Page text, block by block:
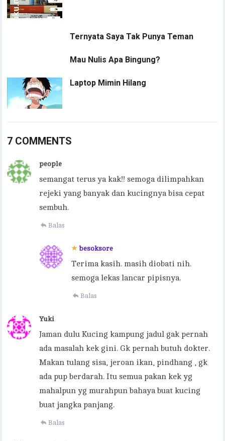
Ternyata Saya Tak Punya Teman
Mau Nulis Apa Bingung?
Laptop Mimin Hilang
7 COMMENTS
people
semangat terus ya kak!! semoga dilimpahkan
rejeki yang banyak dan kucingnya bisa cepat
sembuh.
Balas
besoksore
Terima kasih. masih diobati nih.
semoga lekas lancar pipisnya.
Balas
Yuki
Jaman dulu Kucing kampung jadul gak pernah
ada masalah kek gini. Gk pernah butuh dokter.
Makan tulang sisa, jeroan ikan, pindhang , gk
ada pup berdarah. Itu semua pakan kek yg
mahalpun yg murahpun bahaya buat kucing
buat jangka panjang.
Balas